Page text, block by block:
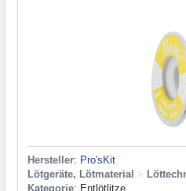
Hersteller: Pro'sKit
Lötgeräte, Lötmaterial >
Kategorie: Entlötlitze